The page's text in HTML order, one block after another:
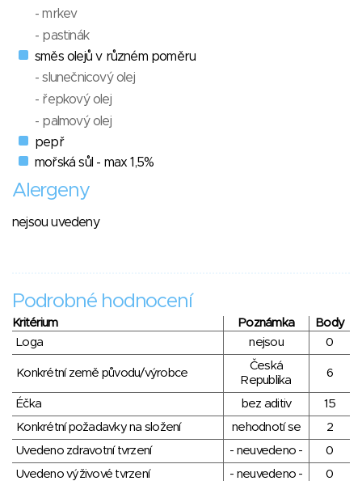
- mrkev
- pastinák
směs olejů v různém poměru
- slunečnicový olej
- řepkový olej
- palmový olej
pepř
mořská sůl - max 1,5%
Alergeny
nejsou uvedeny
Podrobné hodnocení
Kritérium Poznámka
Body
Loga
nejsou 0
Konkrétní země původu/výrobce
Česká
Republika
6
Éčka bez aditiv
15
Konkrétní požadavky na složení
nehodnotí se
2
Uvedeno zdravotní tvrzení
- neuvedeno -
0
Uvedeno výživové tvrzení
- neuvedeno -
0